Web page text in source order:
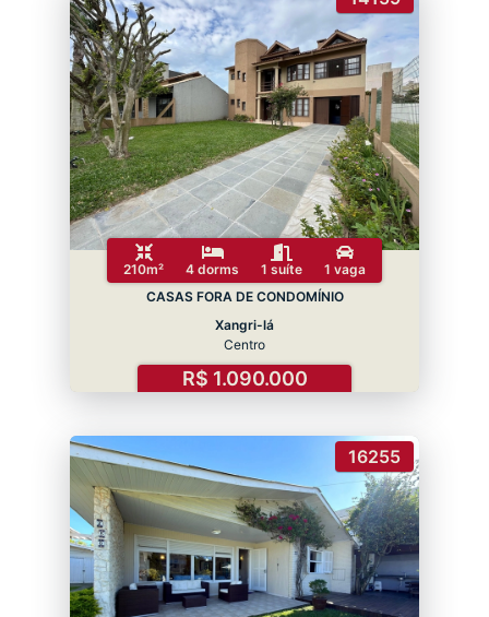
210m² 4 dorms 1 suíte
1 vaga
CASAS FORA DE CONDOMÍNIO
Xangri-lá
Centro
R$ 1.090.000
16255